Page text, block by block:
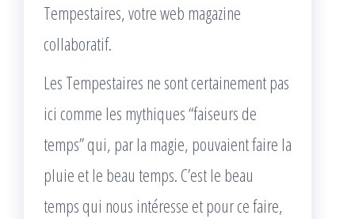
Tempestaires, votre web magazine
collaboratif.
Les Tempestaires ne sont certainement pas
ici comme les mythiques “faiseurs de
temps” qui, par la magie, pouvaient faire la
pluie et le beau temps. C’est le beau
temps qui nous intéresse et pour ce faire,